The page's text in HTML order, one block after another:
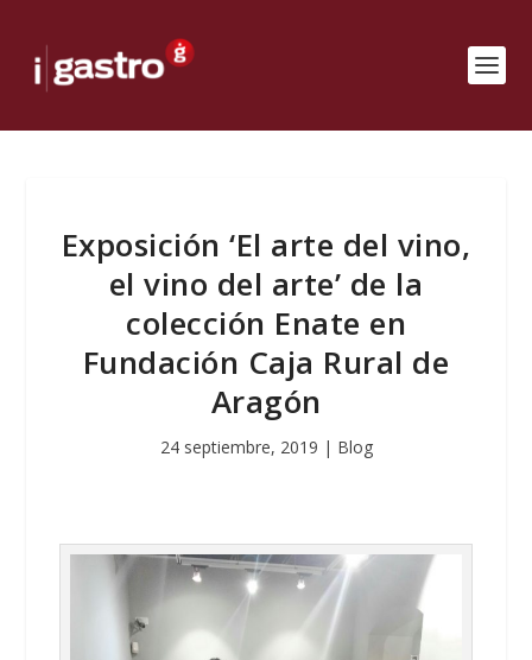
Exposición ‘El arte del vino,
el vino del arte’ de la
colección Enate en
Fundación Caja Rural de
Aragón
24 septiembre, 2019 | Blog